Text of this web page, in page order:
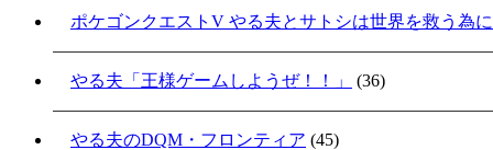
ポケゴンクエストV やる夫とサトシは世界を救う為
やる夫「王様ゲームしようぜ！！」 (36)
やる夫のDQM・フロンティア (45)